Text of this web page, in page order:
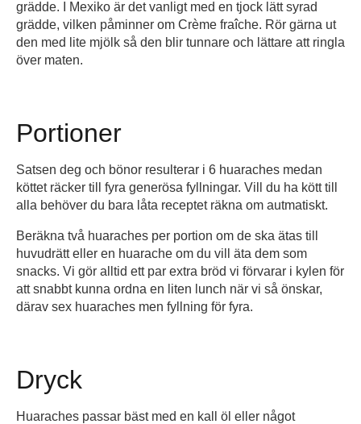
grädde. I Mexiko är det vanligt med en tjock lätt syrad
grädde, vilken påminner om Crème fraîche. Rör gärna ut
den med lite mjölk så den blir tunnare och lättare att ringla
över maten.
Portioner
Satsen deg och bönor resulterar i 6 huaraches medan
köttet räcker till fyra generösa fyllningar. Vill du ha kött till
alla behöver du bara låta receptet räkna om autmatiskt.
Beräkna två huaraches per portion om de ska ätas till
huvudrätt eller en huarache om du vill äta dem som
snacks. Vi gör alltid ett par extra bröd vi förvarar i kylen för
att snabbt kunna ordna en liten lunch när vi så önskar,
därav sex huaraches men fyllning för fyra.
Dryck
Huaraches passar bäst med en kall öl eller något